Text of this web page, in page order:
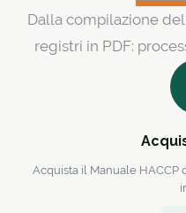
Dalla compilazione
registri in PDF:
Acquista il Manuale